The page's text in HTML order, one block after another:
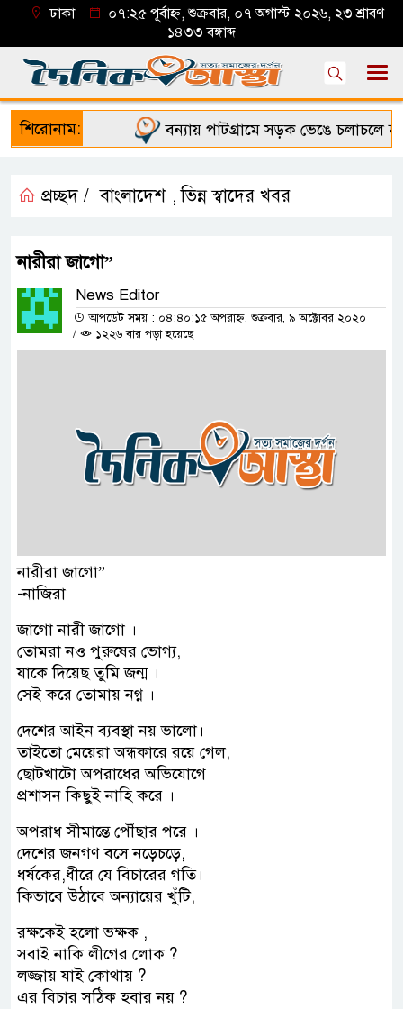
ঢাকা
০৭:২৫ পূর্বাহ্ন, শুক্রবার, ০৭ অগাস্ট ২০২৬, ২৩ শ্রাবণ
১৪৩৩ বঙ্গাব্দ
শিরোনাম: বন্যায় পাটগ্রামে সড়ক ভেঙে চলাচলে
প্রচ্ছদ / বাংলাদেশ ,ভিন্ন স্বাদের খবর
নারীরা জাগো”
News Editor
আপডেট সময় : ০৪:৪০:১৫ অপরাহ্ন, শুক্রবার, ৯ অক্টোবর ২০২০
/
১২২৬ বার পড়া হয়েছে
নারীরা জাগো”
-নাজিরা
জাগো নারী জাগো ।
তোমরা নও পুরুষের ভোগ‍্য,
যাকে দিয়েছ তুমি জন্ম ।
সেই করে তোমায় নগ্ন ।
দেশের আইন ব্যবস্থা নয় ভালো।
তাইতো মেয়েরা অন্ধকারে রয়ে গেল,
ছোটখাটো অপরাধের অভিযোগে
প্রশাসন কিছুই নাহি করে ।
অপরাধ সীমান্তে পৌঁছার পরে ।
দেশের জনগণ বসে নড়েচড়ে,
ধর্ষকের,ধীরে যে বিচারের গতি।
কিভাবে উঠাবে অন্যায়ের খুঁটি,
রক্ষকেই হলো ভক্ষক ,
সবাই নাকি লীগের লোক ?
লজ্জায় যাই কোথায় ?
এর বিচার সঠিক হবার নয় ?